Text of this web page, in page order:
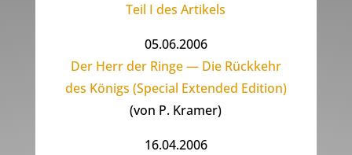
Teil I des Artikels
05.06.2006
Der Herr der Ringe — Die Rückkehr
des Königs (Special Extended Edition)
(von P. Kramer)
16.04.2006